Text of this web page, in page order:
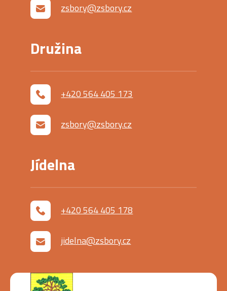
zsbory@zsbory.cz
Družina
+420 564 405 173
zsbory@zsbory.cz
Jídelna
+420 564 405 178
jidelna@zsbory.cz